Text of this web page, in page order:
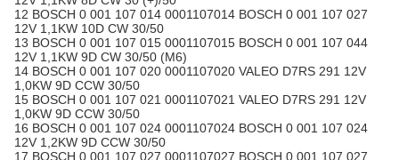
12 BOSCH 0 001 107 014 0001107014 BOSCH 0 001 107 027
12V 1,1KW 10D CW 30/50
13 BOSCH 0 001 107 015 0001107015 BOSCH 0 001 107 044
12V 1,1KW 9D CW 30/50 (M6)
14 BOSCH 0 001 107 020 0001107020 VALEO D7RS 291 12V
1,0KW 9D CCW 30/50
15 BOSCH 0 001 107 021 0001107021 VALEO D7RS 291 12V
1,0KW 9D CCW 30/50
16 BOSCH 0 001 107 024 0001107024 BOSCH 0 001 107 024
12V 1,2KW 9D CCW 30/50
17 BOSCH 0 001 107 027 0001107027 BOSCH 0 001 107 027